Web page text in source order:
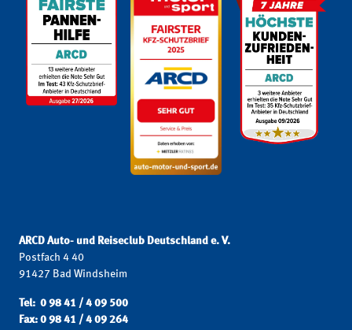
ARCD Auto- und Reiseclub Deutschland e. V.
Postfach 4 40
91427 Bad Windsheim
Tel: 0 98 41 / 4 09 500
Fax: 0 98 41 / 4 09 264